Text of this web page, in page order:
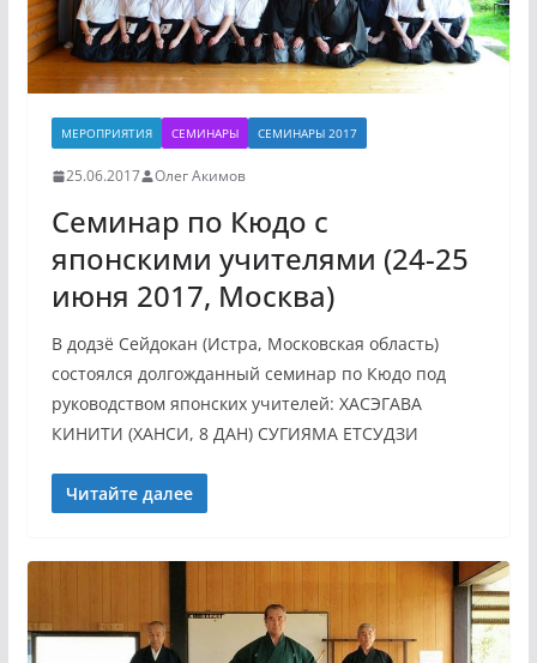
МЕРОПРИЯТИЯ СЕМИНАРЫ СЕМИНАРЫ 2017
25.06.2017 Олег Акимов
Семинар по Кюдо с
японскими учителями (24-25
июня 2017, Москва)
В додзё Сейдокан (Истра, Московская область)
состоялся долгожданный семинар по Кюдо под
руководством японских учителей: ХАСЭГАВА
КИНИТИ (ХАНСИ, 8 ДАН) СУГИЯМА ЕТСУДЗИ
Читайте далее